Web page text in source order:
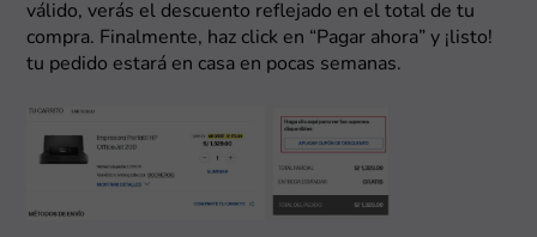
válido, verás el descuento reflejado en el total de tu
compra. Finalmente, haz click en “Pagar ahora” y ¡listo!
tu pedido estará en casa en pocas semanas.